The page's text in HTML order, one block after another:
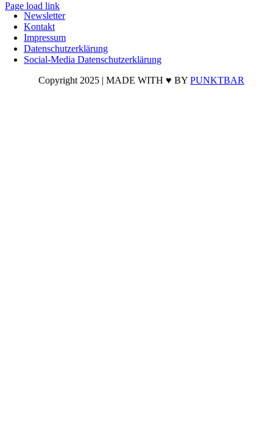
Newsletter
Kontakt
Impressum
Datenschutzerklärung
Social-Media Datenschutzerklärung
Copyright 2025 | MADE WITH ♥ BY PUNKTBAR
Page load link
Nach
oben